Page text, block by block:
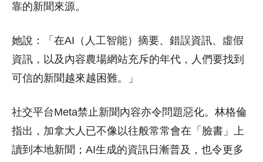
靠的新聞來源。
她說：「在AI（人工智能）摘要、錯誤資訊、虛假
資訊，以及內容農場網站充斥的年代，人們要找到
可信的新聞越來越困難。」
社交平台Meta禁止新聞內容亦令問題惡化。林格倫
指出，加拿大人已不像以往般常常會在「臉書」上
讀到本地新聞；AI生成的資訊日漸普及，也令更多